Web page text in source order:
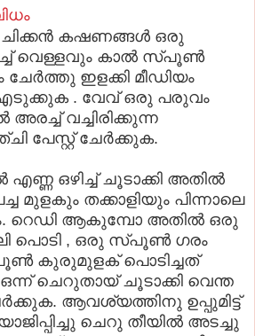
ചിക്കന്‍ കഷണങ്ങള്‍ ഒരു
വെള്ളവും കാല്‍ സ്പൂണ്‍
ഇളക്കി മീഡിയം
എടുക്കുക . വേവ് ഒരു പരുവം
വച്ചിരിക്കുന്ന
പേസ്റ്റ് ചേര്‍ക്കുക.
എണ്ണ ഒഴിച്ച് ചൂടാക്കി അതില്‍
മുളകും തക്കാളിയും പിന്നാലെ
റെഡി ആകുമ്പോ അതില്‍ ഒരു
പൊടി , ഒരു സ്പൂണ്‍ ഗരം
കുരുമുളക് പൊടിച്ചത്
ചെറുതായ് ചൂടാക്കി വെന്ത
ആവശ്യത്തിനു ഉപ്പുമിട്ട്
ചെറു തീയില്‍ അടച്ചു